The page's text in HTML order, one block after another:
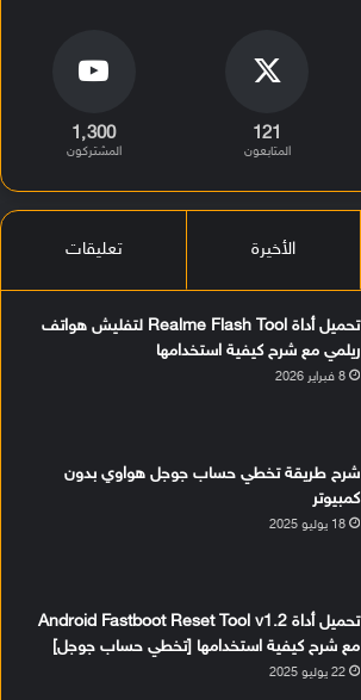
121
المتابعون
1٬300
المشتركون
الأخيرة تعليقات
تحميل أداة Realme Flash Tool لتفليش هواتف
ريلمي مع شرح كيفية استخدامها
8 فبراير 2026
شرح طريقة تخطي حساب جوجل هواوي بدون
كمبيوتر
18 يوليو 2025
تحميل أداة Android Fastboot Reset Tool v1.2
مع شرح كيفية استخدامها [تخطي حساب جوجل]
22 يوليو 2025